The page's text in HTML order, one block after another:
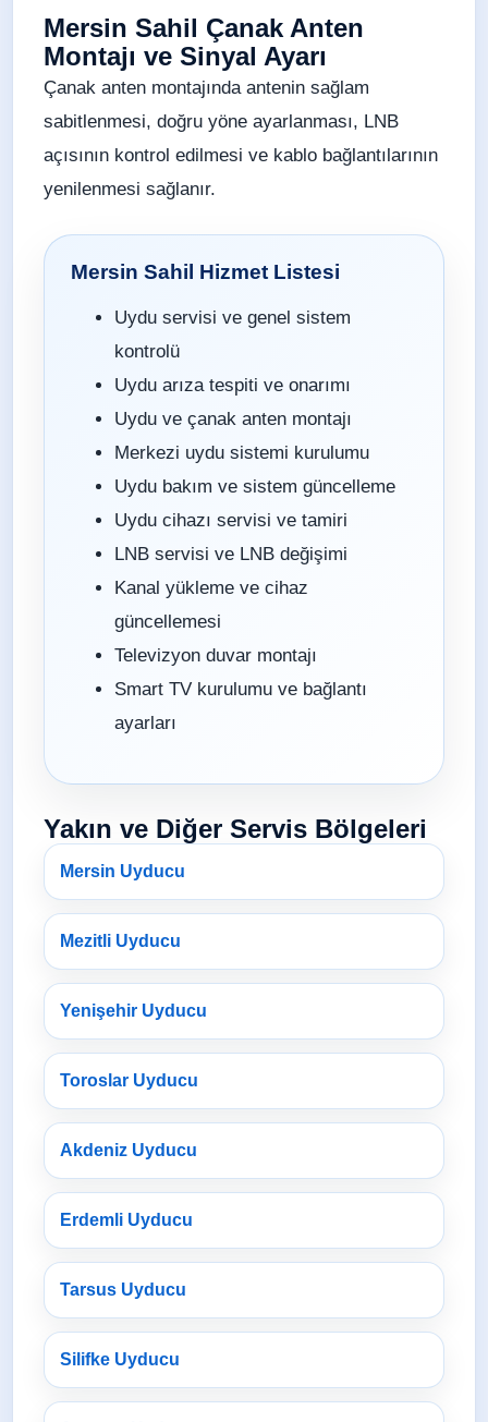
Mersin Sahil Çanak Anten
Montajı ve Sinyal Ayarı
Çanak anten montajında antenin sağlam
sabitlenmesi, doğru yöne ayarlanması, LNB
açısının kontrol edilmesi ve kablo bağlantılarının
yenilenmesi sağlanır.
Mersin Sahil Hizmet Listesi
Uydu servisi ve genel sistem
kontrolü
Uydu arıza tespiti ve onarımı
Uydu ve çanak anten montajı
Merkezi uydu sistemi kurulumu
Uydu bakım ve sistem güncelleme
Uydu cihazı servisi ve tamiri
LNB servisi ve LNB değişimi
Kanal yükleme ve cihaz
güncellemesi
Televizyon duvar montajı
Smart TV kurulumu ve bağlantı
ayarları
Yakın ve Diğer Servis Bölgeleri
Mersin Uyducu
Mezitli Uyducu
Yenişehir Uyducu
Toroslar Uyducu
Akdeniz Uyducu
Erdemli Uyducu
Tarsus Uyducu
Silifke Uyducu